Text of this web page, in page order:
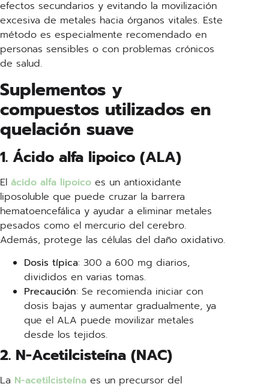
efectos secundarios y evitando la movilización
excesiva de metales hacia órganos vitales. Este
método es especialmente recomendado en
personas sensibles o con problemas crónicos
de salud.
Suplementos y
compuestos utilizados en
quelación suave
1. Ácido alfa lipoico (ALA)
El ácido alfa lipoico es un antioxidante
liposoluble que puede cruzar la barrera
hematoencefálica y ayudar a eliminar metales
pesados como el mercurio del cerebro.
Además, protege las células del daño oxidativo.
Dosis típica: 300 a 600 mg diarios,
divididos en varias tomas.
Precaución: Se recomienda iniciar con
dosis bajas y aumentar gradualmente, ya
que el ALA puede movilizar metales
desde los tejidos.
2. N-Acetilcisteína (NAC)
La N-acetilcisteína es un precursor del